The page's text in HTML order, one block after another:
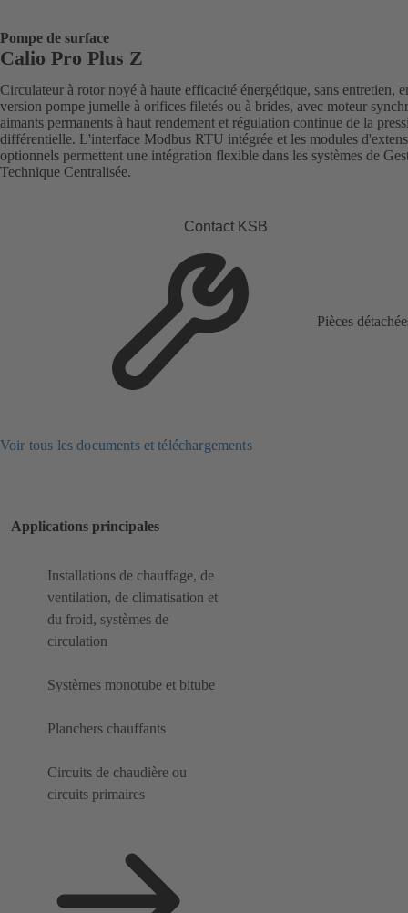
Pompe de surface
Calio Pro Plus Z
Circulateur à rotor noyé à haute efficacité énergétique, sans entretien,
version pompe jumelle à orifices filetés ou à brides, avec moteur
aimants permanents à haut rendement et régulation continue de la
différentielle. L'interface Modbus RTU intégrée et les modules
optionnels permettent une intégration flexible dans les systèmes de
Technique Centralisée.
Contact KSB
Pièces
Voir tous les documents et téléchargements
Applications principales
Installations de chauffage, de
ventilation, de climatisation et
du froid, systèmes de
circulation
Systèmes monotube et bitube
Planchers chauffants
Circuits de chaudière ou
circuits primaires